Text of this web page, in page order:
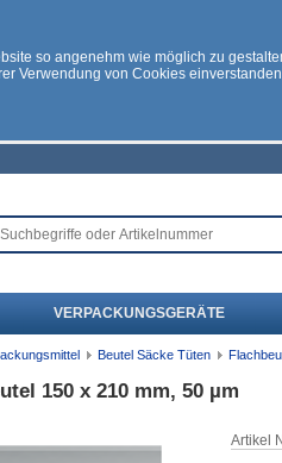
so angenehm wie möglich zu
Verwendung von Cookies
VERPACKUNGSGERÄTE
Beutel Säcke Tüten
150 x 210 mm, 50 µm
Artikel